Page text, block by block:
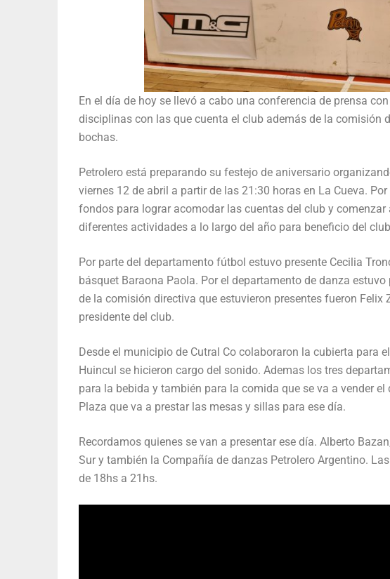
En el día de hoy se llevó a cabo una conferencia de prensa
disciplinas con las que cuenta el club además de la comisión
bochas.
Petrolero está preparando su festejo de aniversario
viernes 12 de abril a partir de las 21:30 horas en La Cueva.
fondos para lograr acomodar las cuentas del club y
diferentes actividades a lo largo del año para beneficio del
Por parte del departamento fútbol estuvo presente Cecilia
básquet Baraona Paola. Por el departamento de danza
de la comisión directiva que estuvieron presentes fueron
presidente del club.
Desde el municipio de Cutral Co colaboraron la cubierta para
Huincul se hicieron cargo del sonido. Ademas los tres
para la bebida y también para la comida que se va a vender
Plaza que va a prestar las mesas y sillas para ese día.
Recordamos quienes se van a presentar ese día. Alberto
Sur y también la Compañía de danzas Petrolero Argentino.
de 18hs a 21hs.